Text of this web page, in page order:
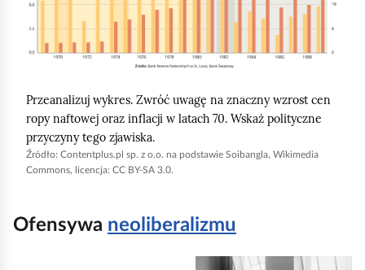
c
Przeanalizuj wykres. Zwróć uwagę na znaczny wzrost cen
ropy naftowej oraz inflacji w latach 70. Wskaż polityczne
przyczyny tego zjawiska.
Źródło: Contentplus.pl sp. z o.o. na podstawie Soibangla, Wikimedia
Commons, licencja: CC BY-SA 3.0.
Ofensywa neoliberalizmu